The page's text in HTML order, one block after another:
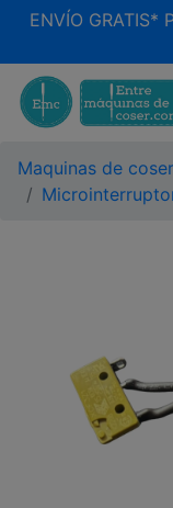
ENVÍO GRATIS*
Maquinas de